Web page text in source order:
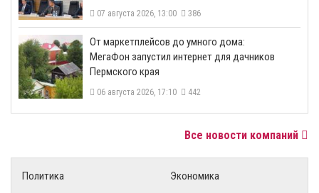
07 августа 2026, 13:00 386
От маркетплейсов до умного дома:
МегаФон запустил интернет для дачников
Пермского края
06 августа 2026, 17:10 442
Все новости компаний
Политика
Экономика